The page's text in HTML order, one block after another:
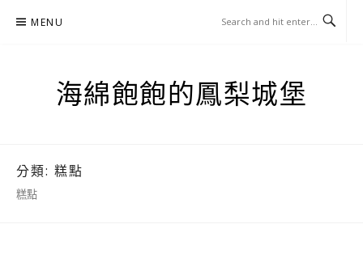
MENU
海綿飽飽的鳳梨城堡
分類: 糕點
糕點